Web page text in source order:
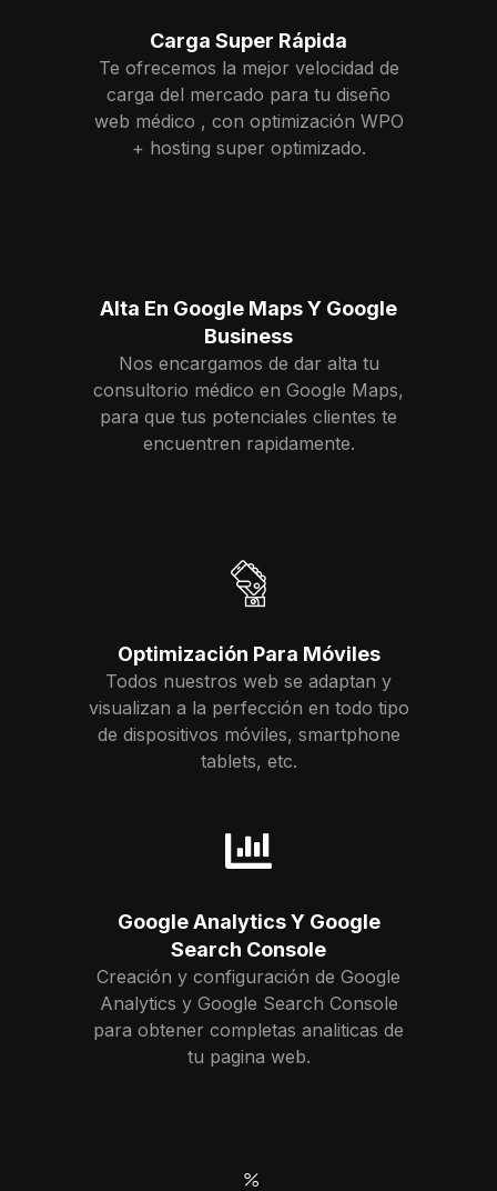
Carga Super Rápida
Te ofrecemos la mejor velocidad de
carga del mercado para tu diseño
web médico , con optimización WPO
+ hosting super optimizado.
Alta En Google Maps Y Google
Business
Nos encargamos de dar alta tu
consultorio médico en Google Maps,
para que tus potenciales clientes te
encuentren rapidamente.
Optimización Para Móviles
Todos nuestros web se adaptan y
visualizan a la perfección en todo tipo
de dispositivos móviles, smartphone
tablets, etc.
Google Analytics Y Google
Search Console
Creación y configuración de Google
Analytics y Google Search Console
para obtener completas analiticas de
tu pagina web.